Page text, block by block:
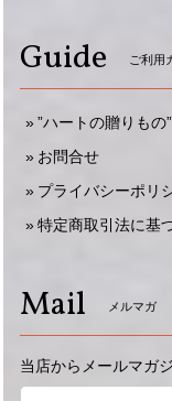
Guide ご利用
”ハートの贈りもの
お問合せ
プライバシーポリ
特定商取引法に基
Mail メルマガ
当店からメールマガ